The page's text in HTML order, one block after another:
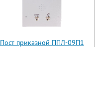
Пост приказной ППЛ-09П1